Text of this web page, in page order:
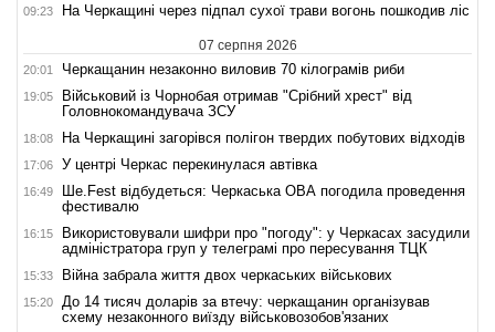
09:23 На Черкащині через підпал сухої трави вогонь пошкодив ліс
07 серпня 2026
20:01 Черкащанин незаконно виловив 70 кілограмів риби
19:05
Військовий із Чорнобая отримав "Срібний хрест" від
Головнокомандувача ЗСУ
18:08 На Черкащині загорівся полігон твердих побутових відходів
17:06 У центрі Черкас перекинулася автівка
16:49
Ше.Fest відбудеться: Черкаська ОВА погодила проведення
фестивалю
16:15
Використовували шифри про "погоду": у Черкасах засудили
адміністратора груп у телеграмі про пересування ТЦК
15:33 Війна забрала життя двох черкаських військових
15:20
До 14 тисяч доларів за втечу: черкащанин організував
схему незаконного виїзду військовозобов'язаних